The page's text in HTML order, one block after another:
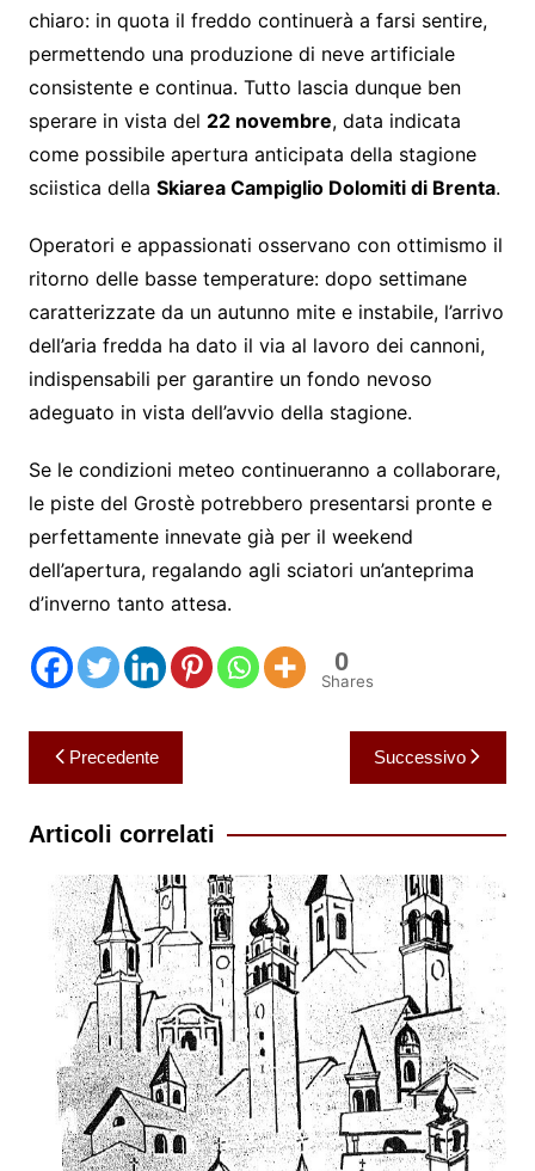
chiaro: in quota il freddo continuerà a farsi sentire,
permettendo una produzione di neve artificiale
consistente e continua. Tutto lascia dunque ben
sperare in vista del 22 novembre, data indicata
come possibile apertura anticipata della stagione
sciistica della Skiarea Campiglio Dolomiti di Brenta.
Operatori e appassionati osservano con ottimismo il
ritorno delle basse temperature: dopo settimane
caratterizzate da un autunno mite e instabile, l’arrivo
dell’aria fredda ha dato il via al lavoro dei cannoni,
indispensabili per garantire un fondo nevoso
adeguato in vista dell’avvio della stagione.
Se le condizioni meteo continueranno a collaborare,
le piste del Grostè potrebbero presentarsi pronte e
perfettamente innevate già per il weekend
dell’apertura, regalando agli sciatori un’anteprima
d’inverno tanto attesa.
0
Shares
Navigazione
articoli
Precedente Successivo
Articoli correlati